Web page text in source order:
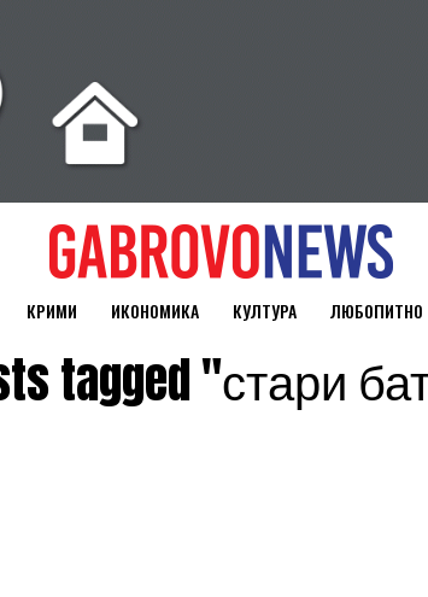
КРИМИ ИКОНОМИКА КУЛТУРА ЛЮБОПИТНО
tagged "стари